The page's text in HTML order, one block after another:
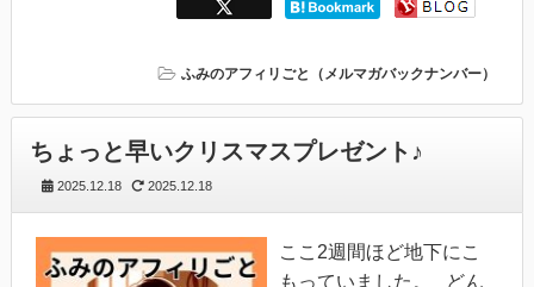
ふみのアフィリごと（メルマガバックナンバー）
ちょっと早いクリスマスプレゼント♪
2025.12.18 2025.12.18
ここ2週間ほど地下にこ
もっていました。 どん